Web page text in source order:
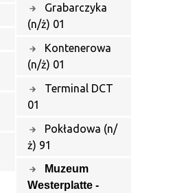
Grabarczyka
(n/ż) 01
Kontenerowa
(n/ż) 01
Terminal DCT
01
Pokładowa (n/
ż) 91
Muzeum
Westerplatte -